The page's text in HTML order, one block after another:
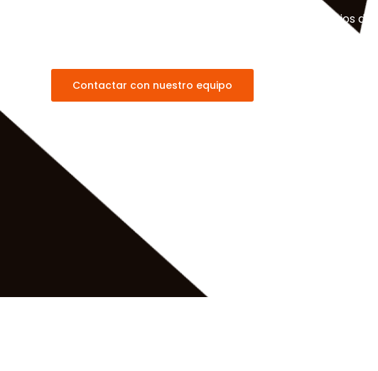
Explora los beneficios de utilizar OpenShift en tus flujos de
Contactar con nuestro equipo